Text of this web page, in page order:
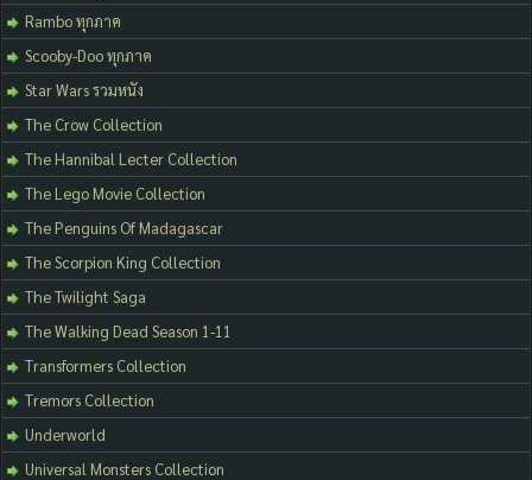
Rambo ทุกภาค
Scooby-Doo ทุกภาค
Star Wars รวมหนัง
The Crow Collection
The Hannibal Lecter Collection
The Lego Movie Collection
The Penguins Of Madagascar
The Scorpion King Collection
The Twilight Saga
The Walking Dead Season 1-11
Transformers Collection
Tremors Collection
Underworld
Universal Monsters Collection